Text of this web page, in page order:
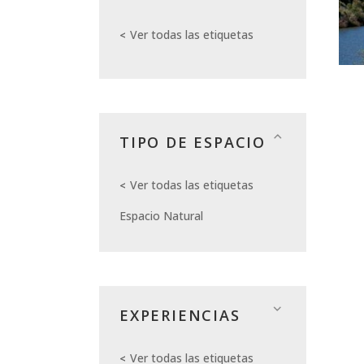
Ver todas las etiquetas
TIPO DE ESPACIO
Ver todas las etiquetas
Espacio Natural
EXPERIENCIAS
Ver todas las etiquetas